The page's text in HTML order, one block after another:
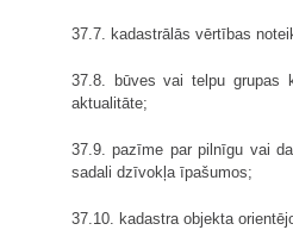
37.7. kadastrālās vērtības
37.8. būves vai telpu grupas
aktualitāte;
37.9. pazīme par pilnīgu vai
sadali dzīvokļa īpašumos;
37.10. kadastra objekta